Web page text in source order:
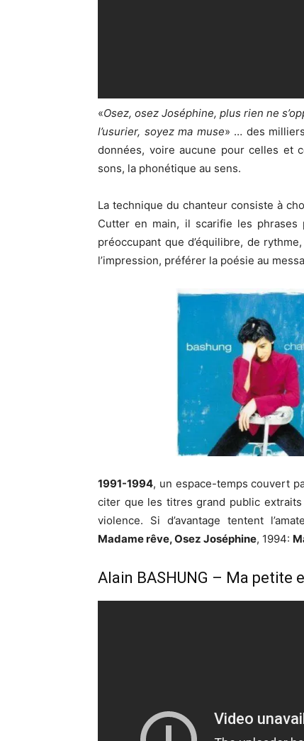
«Osez, osez Joséphine, plus rien ne
l’usurier, soyez ma muse» … des
données, voire aucune pour celles et
sons, la phonétique au sens.
La technique du chanteur consiste à
Cutter en main, il scarifie les
préoccupant que d’équilibre, de
l’impression, préférer la poésie au
1991-1994, un espace-temps couvert
citer que les titres grand public
violence. Si d’avantage tentent
Madame rêve, Osez Joséphine, 1994:
Alain BASHUNG – Ma petite